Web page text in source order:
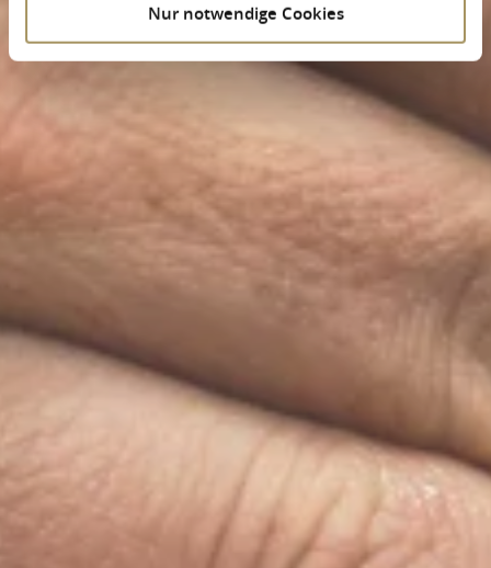
Nur notwendige Cookies